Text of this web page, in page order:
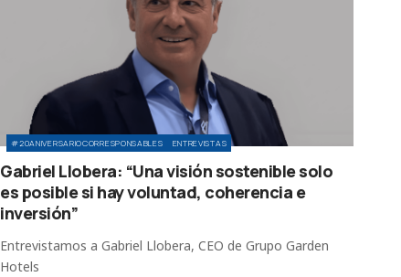
#20ANIVERSARIOCORRESPONSABLES ENTREVISTAS
Gabriel Llobera: “Una visión sostenible solo
es posible si hay voluntad, coherencia e
inversión”
Entrevistamos a Gabriel Llobera, CEO de Grupo Garden
Hotels